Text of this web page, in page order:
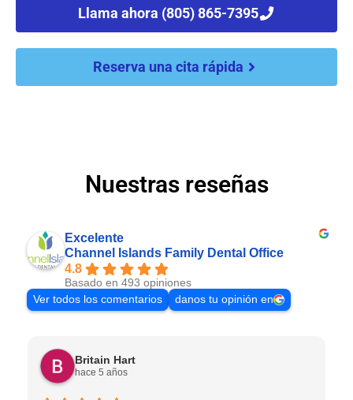
Llama ahora (805) 865-7395
Reserva una cita rápida
Nuestras reseñas
Excelente
Channel Islands Family Dental Office
4.8
Basado en 493 opiniones
Ver todos los comentarios
danos tu opinión en
Britain Hart
hace 5 años